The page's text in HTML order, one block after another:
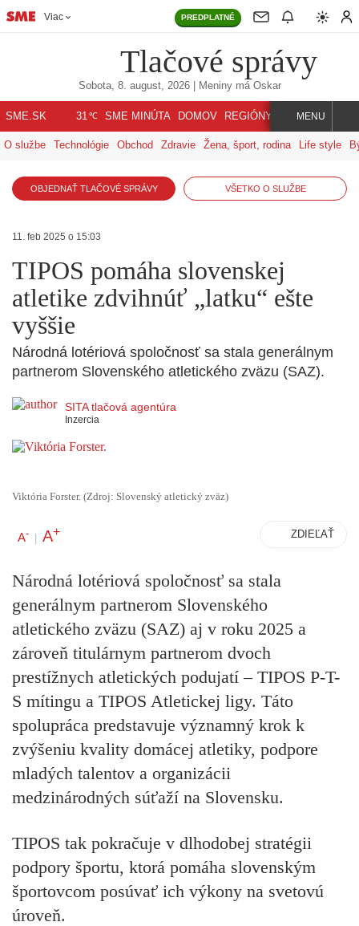
Viac PREDPLATNÉ
Tlačové správy
Sobota, 8. august, 2026| Meniny má Oskar
SME.SK 31℃ SME MINÚTA DOMOV REGIÓNY INDEX SVET
MENU
O službe Technológie Obchod Zdravie Žena, šport, rodina Life style
OBJEDNAŤ TLAČOVÉ SPRÁVY VŠETKO O SLUŽBE
11. feb 2025 o 15:03
TIPOS pomáha slovenskej
atletike zdvihnúť „latku“ ešte
vyššie
Národná lotériová spoločnosť sa stala generálnym
partnerom Slovenského atletického zväzu (SAZ).
SITA tlačová agentúra
Inzercia
Viktória Forster. (Zdroj: Slovenský atletický zväz)
A- | A+ ZDIEĽAŤ
Národná lotériová spoločnosť sa stala
generálnym partnerom Slovenského
atletického zväzu (SAZ) aj v roku 2025 a
zároveň titulárnym partnerom dvoch
prestížnych atletických podujatí – TIPOS P-T-
S mítingu a TIPOS Atletickej ligy. Táto
spolupráca predstavuje významný krok k
zvýšeniu kvality domácej atletiky, podpore
mladých talentov a organizácii
medzinárodných súťaží na Slovensku.
TIPOS tak pokračuje v dlhodobej stratégii
podpory športu, ktorá pomáha slovenským
športovcom posúvať ich výkony na svetovú
úroveň.